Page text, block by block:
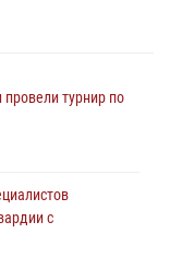
турнир по
с